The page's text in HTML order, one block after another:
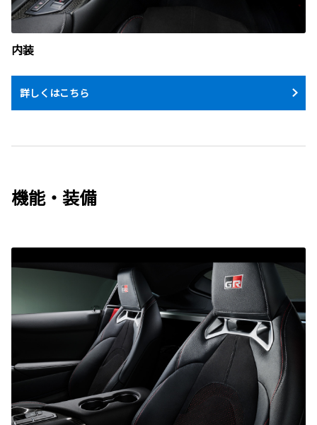
内装
詳しくはこちら
機能・装備